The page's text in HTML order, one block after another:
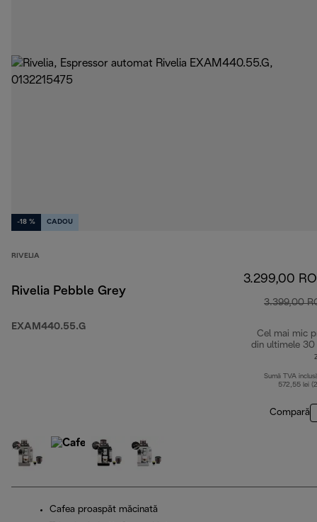
-18 % CADOU
RIVELIA
Rivelia Pebble Grey
EXAM440.55.G
3.299,00
3.399,00
Cel mai mic
din ultimele 30
Sumă TVA
572,55 lei
Compară
Cafea proaspăt măcinată